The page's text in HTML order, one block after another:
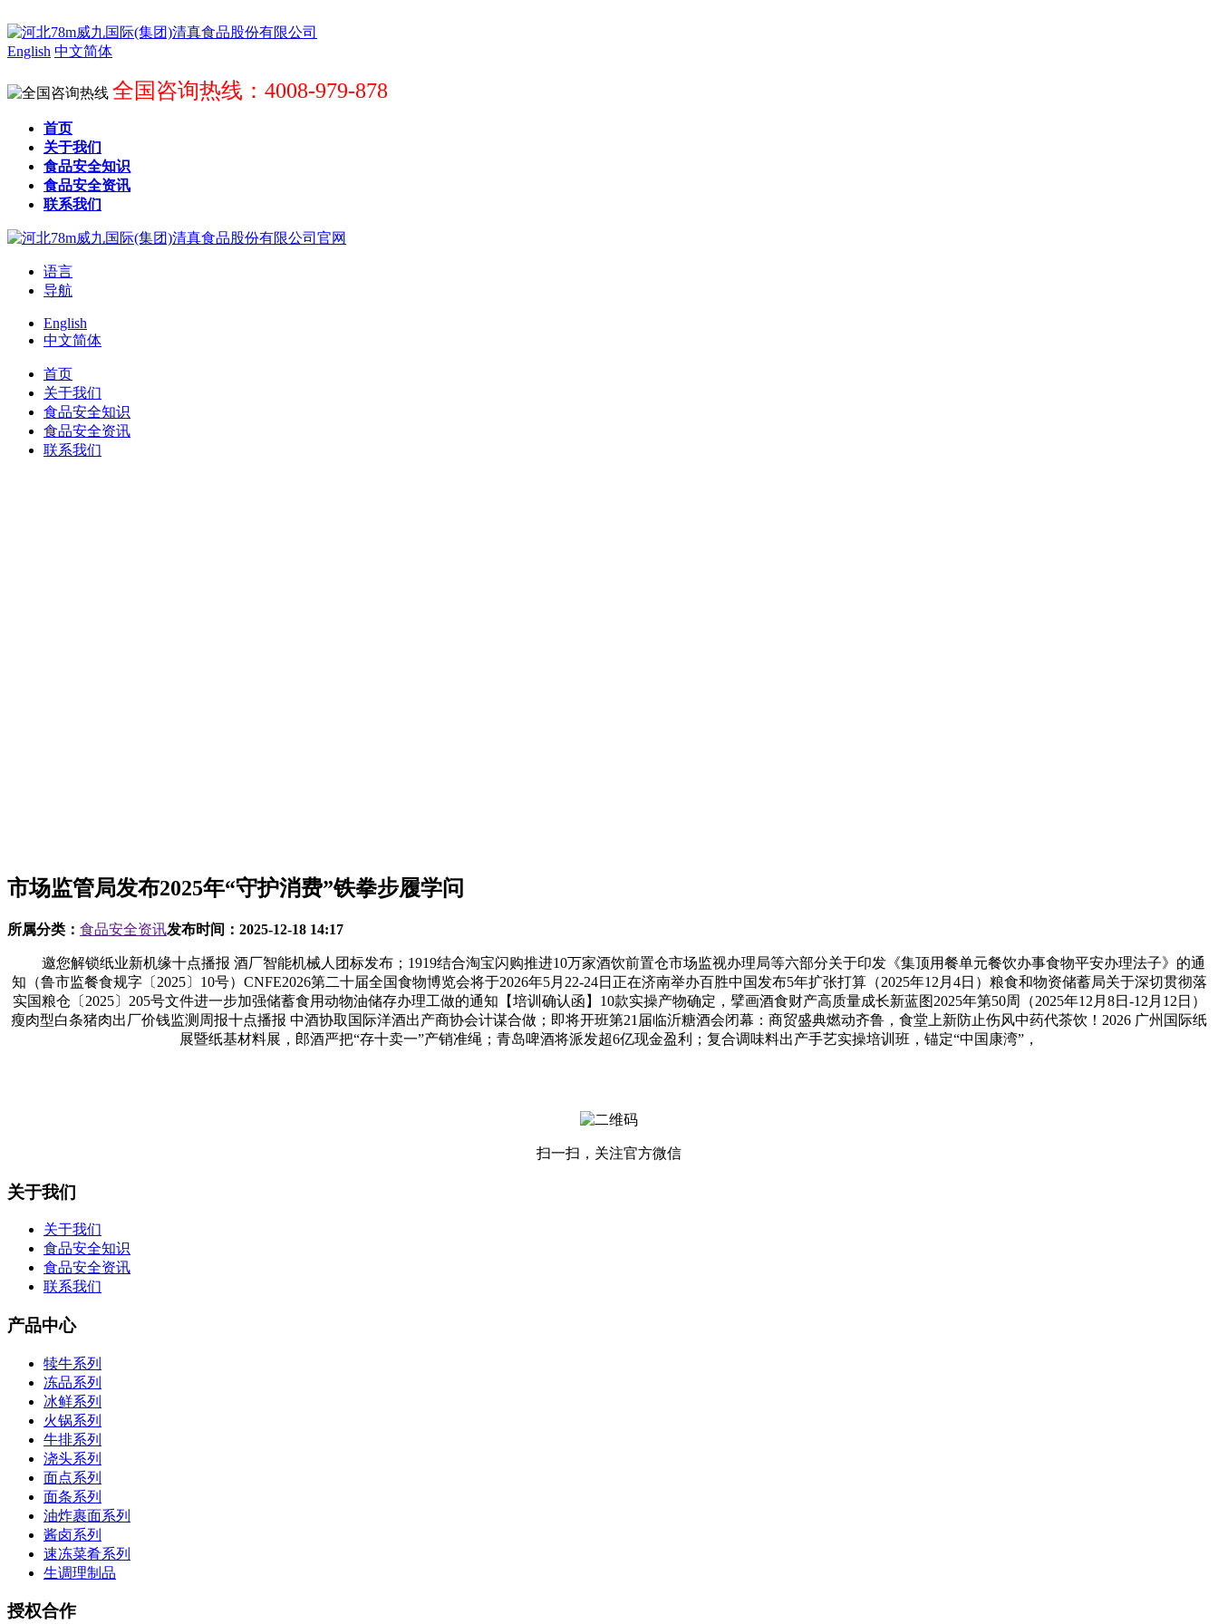
English 中文简体
全国咨询热线：4008-979-878
首页
关于我们
食品安全知识
食品安全资讯
联系我们
语言
导航
English
中文简体
首页
关于我们
食品安全知识
食品安全资讯
联系我们
市场监管局发布2025年“守护消费”铁拳步履学问
所属分类： 食品安全资讯发布时间： 2025-12-18 14:17
邀您解锁纸业新机缘十点播报 酒厂智能机械人团标发布；1919结合淘宝闪购推进10万家酒饮前置仓市场监视办理局等六部分关于印发《集顶用餐单元餐饮办事食物平安办理法子》的通
知（鲁市监餐食规字〔2025〕10号）CNFE2026第二十届全国食物博览会将于2026年5月22-24日正在济南举办百胜中国发布5年扩张打算（2025年12月4日）粮食和物资储蓄局关于深切贯彻落
实国粮仓〔2025〕205号文件进一步加强储蓄食用动物油储存办理工做的通知【培训确认函】10款实操产物确定，擘画酒食财产高质量成长新蓝图2025年第50周（2025年12月8日-12月12日）
瘦肉型白条猪肉出厂价钱监测周报十点播报 中酒协取国际洋酒出产商协会计谋合做；即将开班第21届临沂糖酒会闭幕：商贸盛典燃动齐鲁，食堂上新防止伤风中药代茶饮！2026 广州国际纸
展暨纸基材料展，郎酒严把“存十卖一”产销准绳；青岛啤酒将派发超6亿现金盈利；复合调味料出产手艺实操培训班，锚定“中国康湾”，
扫一扫，关注官方微信
关于我们
关于我们
食品安全知识
食品安全资讯
联系我们
产品中心
犊牛系列
冻品系列
冰鲜系列
火锅系列
牛排系列
浇头系列
面点系列
面条系列
油炸裹面系列
酱卤系列
速冻菜肴系列
生调理制品
授权合作